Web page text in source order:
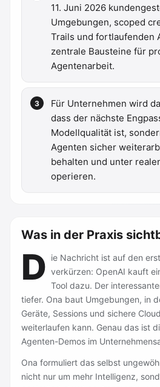
11. Juni 2026
Umgebungen, scoped
Trails und fortlaufenden
zentrale Bausteine für
Agentenarbeit.
Für Unternehmen wird
dass der nächste
Modellqualität ist,
Agenten sicher
behalten und unter
operieren.
Was in der Praxis
D ie Nachricht ist auf den
verkürzen: OpenAI kauft
Tool dazu. Der
tiefer. Ona baut Umgebungen, in
Geräte, Sessions und sichere
weiterlaufen kann. Genau das ist
Agenten-Demos im
Ona formuliert das selbst
nicht nur um mehr Intelligenz,